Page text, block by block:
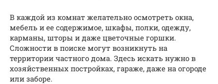
В каждой из комнат желательно осмотреть окна,
мебель и ее содержимое, шкафы, полки, одежду,
карманы, шторы и даже цветочные горшки.
Сложности в поиске могут возникнуть на
территории частного дома. Здесь искать нужно в
хозяйственных постройках, гараже, даже на огороде
или заборе.